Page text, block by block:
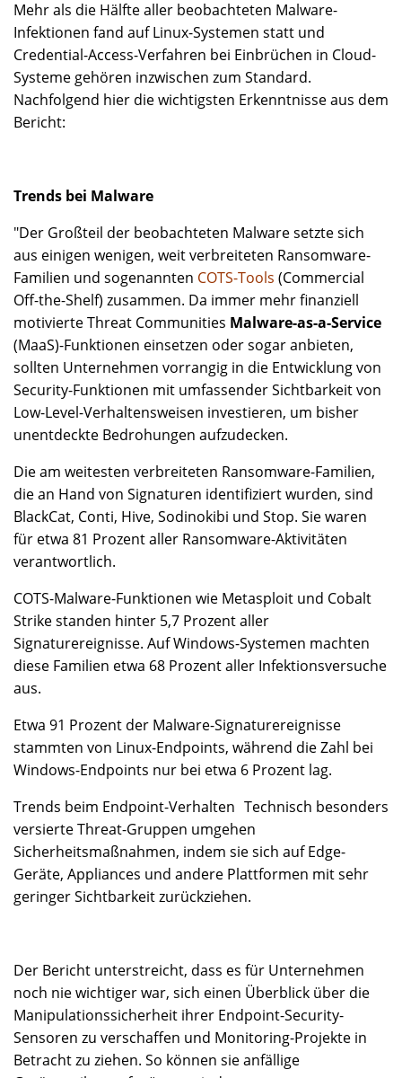
Mehr als die Hälfte aller beobachteten Malware-
Infektionen fand auf Linux-Systemen statt und
Credential-Access-Verfahren bei Einbrüchen in Cloud-
Systeme gehören inzwischen zum Standard.
Nachfolgend hier die wichtigsten Erkenntnisse aus dem
Bericht:
Trends bei Malware
"Der Großteil der beobachteten Malware setzte sich
aus einigen wenigen, weit verbreiteten Ransomware-
Familien und sogenannten COTS-Tools (Commercial
Off-the-Shelf) zusammen. Da immer mehr finanziell
motivierte Threat Communities Malware-as-a-Service
(MaaS)-Funktionen einsetzen oder sogar anbieten,
sollten Unternehmen vorrangig in die Entwicklung von
Security-Funktionen mit umfassender Sichtbarkeit von
Low-Level-Verhaltensweisen investieren, um bisher
unentdeckte Bedrohungen aufzudecken.
Die am weitesten verbreiteten Ransomware-Familien,
die an Hand von Signaturen identifiziert wurden, sind
BlackCat, Conti, Hive, Sodinokibi und Stop. Sie waren
für etwa 81 Prozent aller Ransomware-Aktivitäten
verantwortlich.
COTS-Malware-Funktionen wie Metasploit und Cobalt
Strike standen hinter 5,7 Prozent aller
Signaturereignisse. Auf Windows-Systemen machten
diese Familien etwa 68 Prozent aller Infektionsversuche
aus.
Etwa 91 Prozent der Malware-Signaturereignisse
stammten von Linux-Endpoints, während die Zahl bei
Windows-Endpoints nur bei etwa 6 Prozent lag.
Trends beim Endpoint-Verhalten Technisch besonders
versierte Threat-Gruppen umgehen
Sicherheitsmaßnahmen, indem sie sich auf Edge-
Geräte, Appliances und andere Plattformen mit sehr
geringer Sichtbarkeit zurückziehen.
Der Bericht unterstreicht, dass es für Unternehmen
noch nie wichtiger war, sich einen Überblick über die
Manipulationssicherheit ihrer Endpoint-Security-
Sensoren zu verschaffen und Monitoring-Projekte in
Betracht zu ziehen. So können sie anfällige